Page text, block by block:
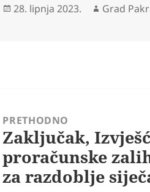
Objavljeno
28. lipnja 2023. Autor
Grad
PRETHODNO
Prethodna
objava:
Zaključak,
proračunske
za razdoblje